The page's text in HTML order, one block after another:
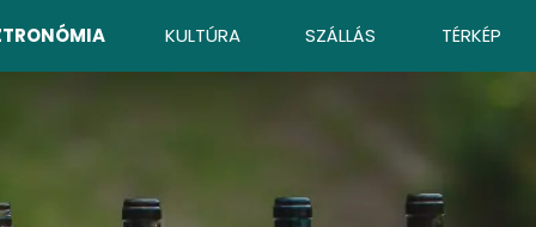
KULTÚRA SZÁLLÁS TÉRKÉP